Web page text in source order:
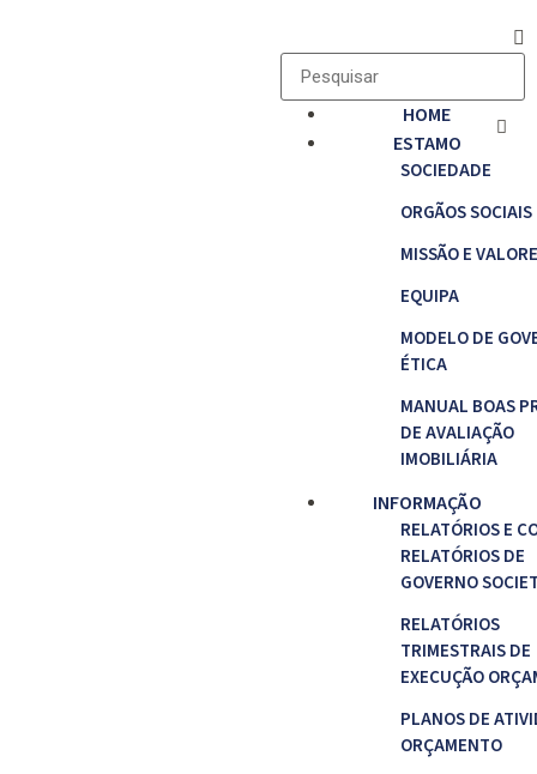
HOME
ESTAMO
SOCIEDADE
ORGÃOS SOCIAIS
MISSÃO E
EQUIPA
MODELO DE
ÉTICA
MANUAL BOAS
DE AVALIAÇÃO
IMOBILIÁRIA
INFORMAÇÃO
RELATÓRIOS E
RELATÓRIOS DE
GOVERNO
RELATÓRIOS
TRIMESTRAIS DE
EXECUÇÃO
PLANOS DE
ORÇAMENTO